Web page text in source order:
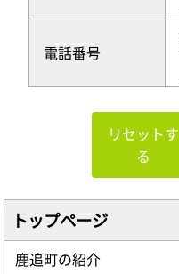
電話番号
リセットす
る
トップページ
鹿追町の紹介